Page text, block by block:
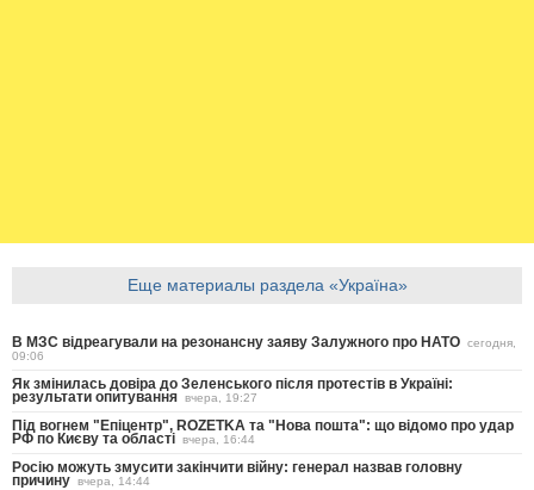
Еще материалы раздела «Україна»
В МЗС відреагували на резонансну заяву Залужного про НАТО сегодня,
09:06
Як змінилась довіра до Зеленського після протестів в Україні:
результати опитування вчера, 19:27
Під вогнем "Епіцентр", ROZETKA та "Нова пошта": що відомо про удар
РФ по Києву та області вчера, 16:44
Росію можуть змусити закінчити війну: генерал назвав головну
причину вчера, 14:44